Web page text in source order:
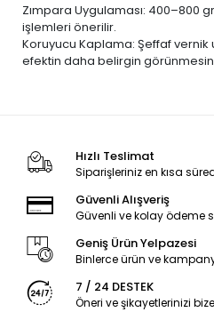
Zımpara Uygulaması: 400–800
işlemleri önerilir.
Koruyucu Kaplama: Şeffaf vernik
efektin daha belirgin
Hızlı Teslimat
Siparişleriniz en kısa
Güvenli Alışveriş
Güvenli ve kolay ödeme
Geniş Ürün Yelpazesi
Binlerce ürün ve
7 / 24 DESTEK
Öneri ve şikayetlerinizi